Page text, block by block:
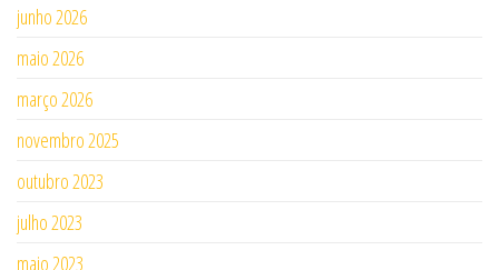
junho 2026
maio 2026
março 2026
novembro 2025
outubro 2023
julho 2023
maio 2023